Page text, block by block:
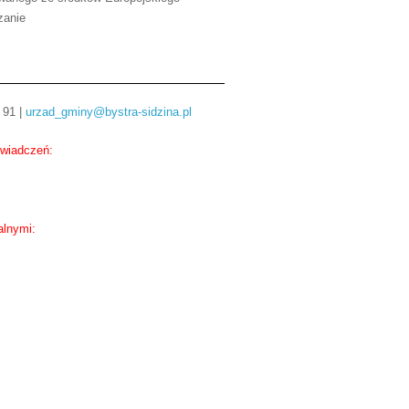
| urzad_gminy@bystra-sidzina.pl